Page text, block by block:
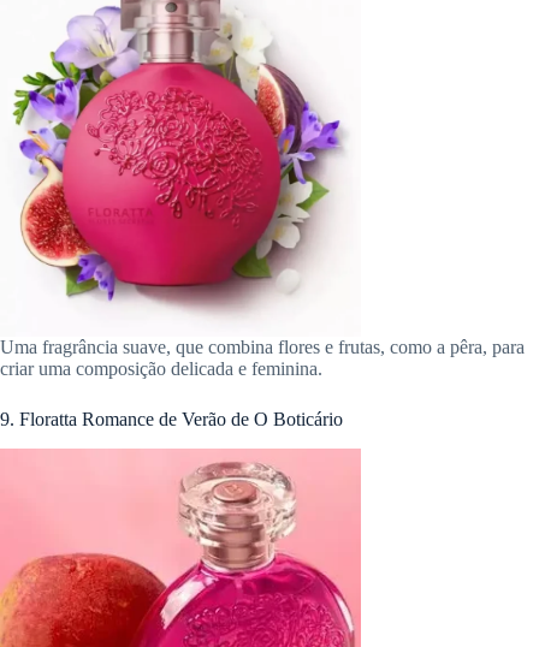
Uma fragrância suave, que combina flores e frutas, como a pêra, para
criar uma composição delicada e feminina.
9. Floratta Romance de Verão de O Boticário